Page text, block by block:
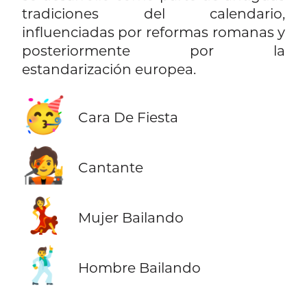
tradiciones del calendario,
influenciadas por reformas romanas y
posteriormente por la
estandarización europea.
🥳 Cara De Fiesta
🧑‍🎤 Cantante
💃 Mujer Bailando
🕺 Hombre Bailando